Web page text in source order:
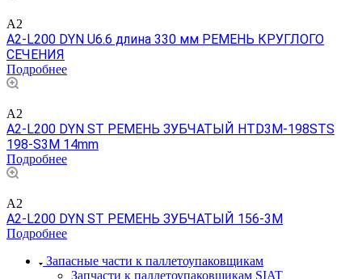
A2
A2-L200 DYN U6.6 длина 330 мм РЕМЕНЬ КРУГЛОГО
СЕЧЕНИЯ
Подробнее
A2
A2-L200 DYN ST РЕМЕНЬ ЗУБЧАТЫЙ HTD3M-198STS
198-S3M 14mm
Подробнее
A2
A2-L200 DYN ST РЕМЕНЬ ЗУБЧАТЫЙ 156-3M
Подробнее
Запасные части к паллетоупаковщикам
Запчасти к паллетоупаковщикам SIAT